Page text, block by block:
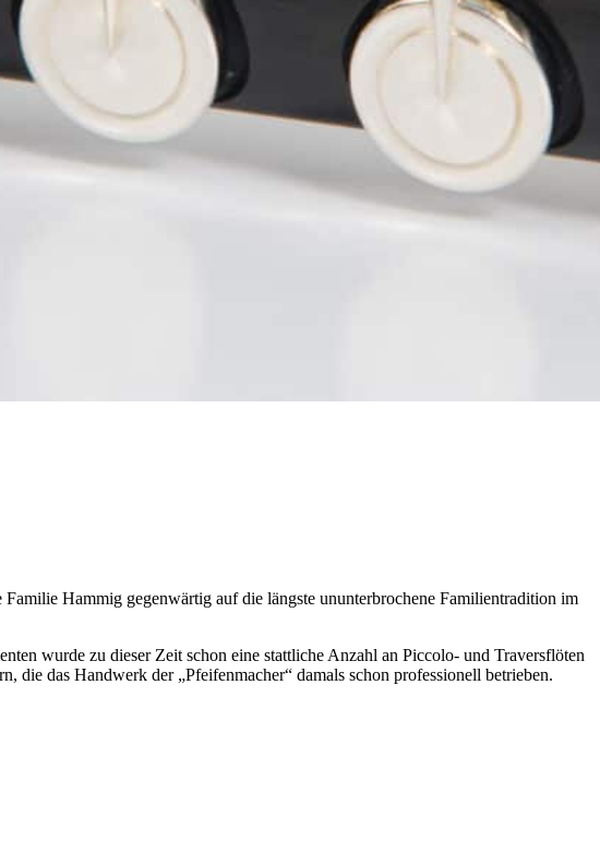
Hammig gegenwärtig auf die längste ununterbrochene Familientradition im
wurde zu dieser Zeit schon eine stattliche Anzahl an Piccolo- und Traversflöten
das Handwerk der „Pfeifenmacher“ damals schon professionell betrieben.